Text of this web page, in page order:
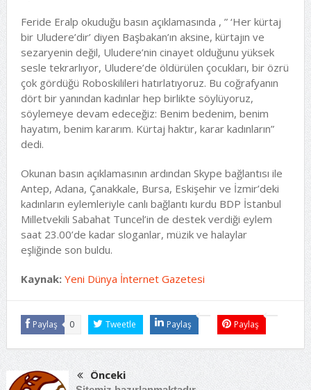
Feride Eralp okuduğu basın açıklamasında , ” ‘Her kürtaj
bir Uludere’dir’ diyen Başbakan’ın aksine, kürtajın ve
sezaryenin değil, Uludere’nin cinayet olduğunu yüksek
sesle tekrarlıyor, Uludere’de öldürülen çocukları, bir özrü
çok gördüğü Roboskilileri hatırlatıyoruz. Bu coğrafyanın
dört bir yanından kadınlar hep birlikte söylüyoruz,
söylemeye devam edeceğiz: Benim bedenim, benim
hayatım, benim kararım. Kürtaj haktır, karar kadınların”
dedi.
Okunan basın açıklamasının ardından Skype bağlantısı ile
Antep, Adana, Çanakkale, Bursa, Eskişehir ve İzmir’deki
kadınların eylemleriyle canlı bağlantı kurdu BDP İstanbul
Milletvekili Sabahat Tuncel’in de destek verdiği eylem
saat 23.00’de kadar sloganlar, müzik ve halaylar
eşliğinde son buldu.
Kaynak: Yeni Dünya İnternet Gazetesi
Paylaş 0 Tweetle Paylaş Paylaş
Önceki